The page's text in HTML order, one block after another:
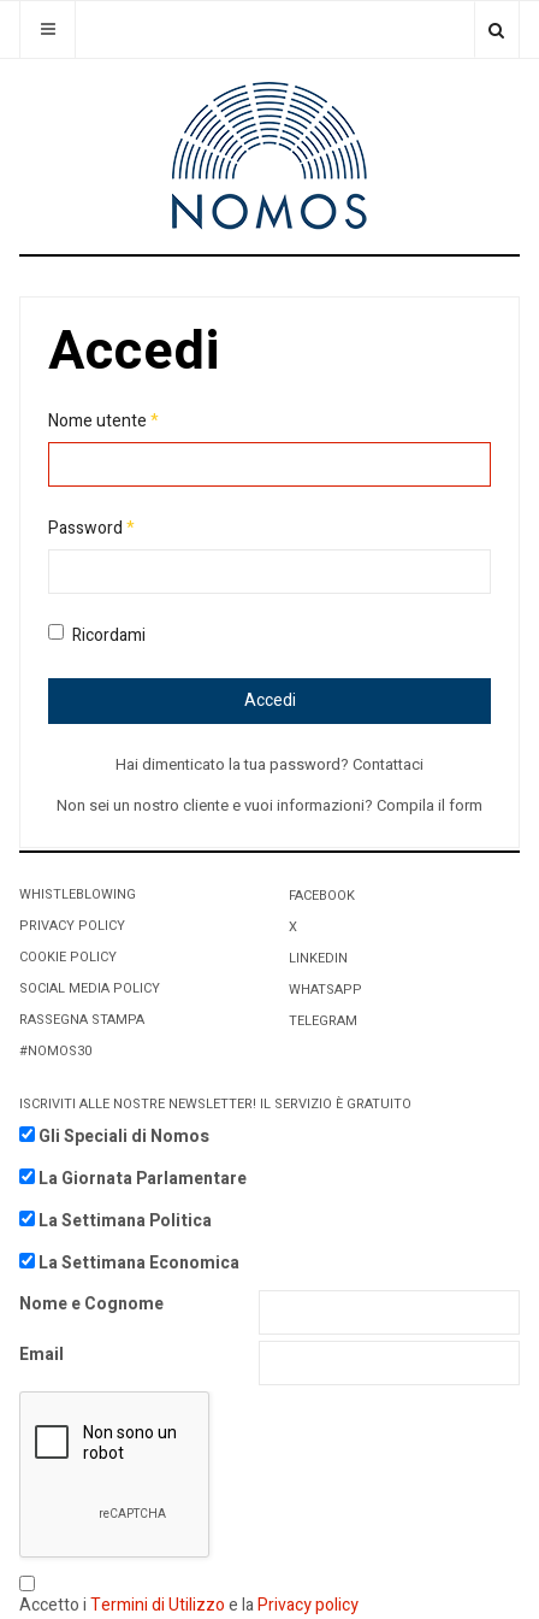
Accedi
Nome utente*
Password*
Ricordami
Accedi
Hai dimenticato la tua password? Contattaci
Non sei un nostro cliente e vuoi informazioni? Compila il form
WHISTLEBLOWING
PRIVACY POLICY
COOKIE POLICY
SOCIAL MEDIA POLICY
RASSEGNA STAMPA
#NOMOS30
FACEBOOK
X
LINKEDIN
WHATSAPP
TELEGRAM
ISCRIVITI ALLE NOSTRE NEWSLETTER! IL SERVIZIO È GRATUITO
Gli Speciali di Nomos
La Giornata Parlamentare
La Settimana Politica
La Settimana Economica
Nome e Cognome
Email
Accetto iTermini di Utilizzoe laPrivacy policy